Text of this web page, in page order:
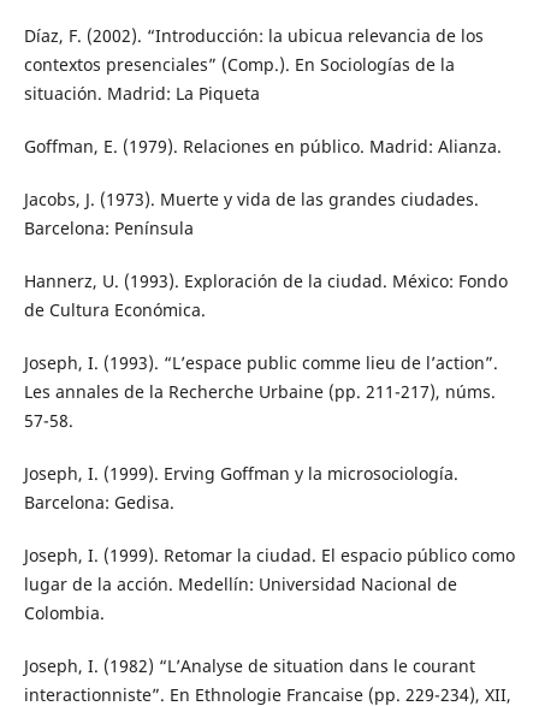
Díaz, F. (2002). “Introducción: la ubicua relevancia de los
contextos presenciales” (Comp.). En Sociologías de la
situación. Madrid: La Piqueta
Goffman, E. (1979). Relaciones en público. Madrid: Alianza.
Jacobs, J. (1973). Muerte y vida de las grandes ciudades.
Barcelona: Península
Hannerz, U. (1993). Exploración de la ciudad. México: Fondo
de Cultura Económica.
Joseph, I. (1993). “L’espace public comme lieu de l’action”.
Les annales de la Recherche Urbaine (pp. 211-217), núms.
57-58.
Joseph, I. (1999). Erving Goffman y la microsociología.
Barcelona: Gedisa.
Joseph, I. (1999). Retomar la ciudad. El espacio público como
lugar de la acción. Medellín: Universidad Nacional de
Colombia.
Joseph, I. (1982) “L’Analyse de situation dans le courant
interactionniste”. En Ethnologie Francaise (pp. 229-234), XII,